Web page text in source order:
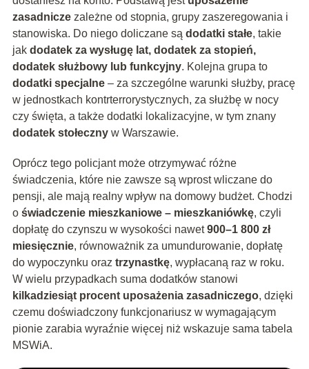
zasadniczezależne od stopnia, grupy zaszeregowania i
stanowiska. Do niego doliczane są dodatki stałe, takie
jak dodatek za wysługę lat, dodatek za stopień,
dodatek służbowy lub funkcyjny. Kolejna grupa to
dodatki specjalne– za szczególne warunki służby, pracę
w jednostkach kontrterrorystycznych, za służbę w nocy
czy święta, a także dodatki lokalizacyjne, w tym znany
dodatek stołecznyw Warszawie.
Oprócz tego policjant może otrzymywać różne
świadczenia, które nie zawsze są wprost wliczane do
pensji, ale mają realny wpływ na domowy budżet. Chodzi
o świadczenie mieszkaniowe – mieszkaniówkę, czyli
dopłatę do czynszu w wysokości nawet900–1 800 zł
miesięcznie, równoważnik za umundurowanie, dopłatę
do wypoczynku oraz trzynastkę, wypłacaną raz w roku.
W wielu przypadkach suma dodatków stanowi
kilkadziesiąt procent uposażenia zasadniczego, dzięki
czemu doświadczony funkcjonariusz w wymagającym
pionie zarabia wyraźnie więcej niż wskazuje sama tabela
MSWiA.